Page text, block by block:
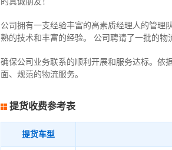
公司拥有一支经验丰富的高素质经理人的管理
熟的技术和丰富的经验。 公司聘请了一批的物
确保公司业务联系的顺利开展和服务达标。依
面、规范的物流服务。
提货收费参考表
提货车型